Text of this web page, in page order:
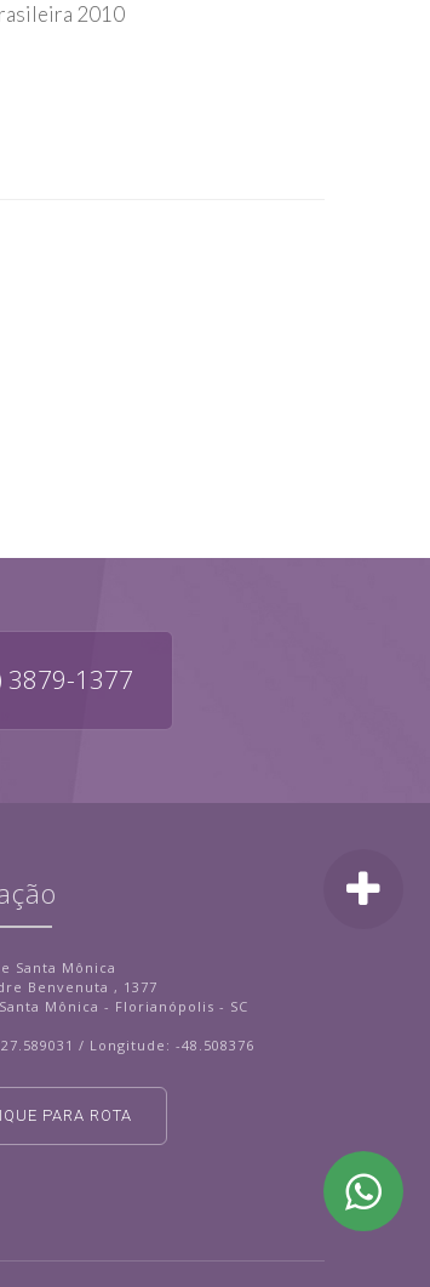
2010
3879-1377
Santa Mônica
Benvenuta , 1377
Mônica - Florianópolis - SC
/ Longitude: -48.508376
PARA ROTA